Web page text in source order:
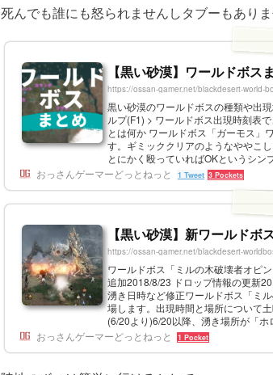
死んでも誰にも怒られませんしタブーもありま
【黒い砂漠】ワールドボス
https://ossan-gamer.net/blackdesert-world-
黒い砂漠のワールドボスの種類や出
ルプ(F1) > ワールドボス出現時刻表
とは何か ワールドボス「ガーモス」
す。ギミッククリアのようなややこ
とにかく殴っていればOKというシン
水晶が割れるなどのデスペナはあり...
おっさんゲーマーどっとねっと 1 Tweet 3 Pockets
【黒い砂漠】新ワールド
https://ossan-gamer.net/blackdesert-
ワールドボス「ミルの木破壊者オピ
追加2018/8/23 ドロップ情報の更新
湧き日時など修正ワールドボス「ミ
場します。出現時間と場所について
(6/20より)6/20以降、湧き場所が「
広場ができました。オピンが湧くま...
おっさんゲーマーどっとねっと 1 Pocket